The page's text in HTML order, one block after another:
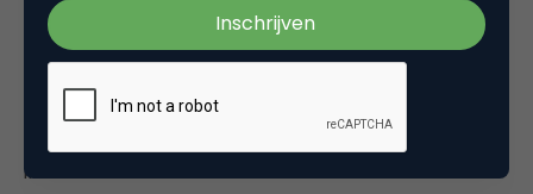
als mogelijke richtingen.
De middag bood reflectie, herkenning én kritische
noten. Niet elke rol past elke marketeer – maar
in de transitie.